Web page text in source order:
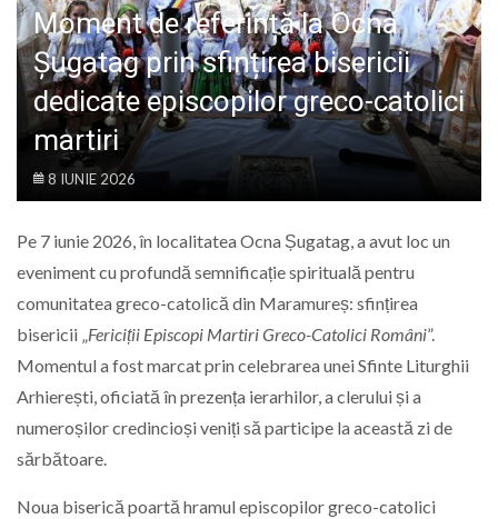
LIFE
Moment de referință la Ocna
Șugatag prin sfințirea bisericii
dedicate episcopilor greco-catolici
martiri
8 IUNIE 2026
Pe 7 iunie 2026, în localitatea Ocna Șugatag, a avut loc un
eveniment cu profundă semnificație spirituală pentru
comunitatea greco-catolică din Maramureș: sfințirea
bisericii „Fericiții Episcopi Martiri Greco-Catolici Români”.
Momentul a fost marcat prin celebrarea unei Sfinte Liturghii
Arhierești, oficiată în prezența ierarhilor, a clerului și a
numeroșilor credincioși veniți să participe la această zi de
sărbătoare.
Noua biserică poartă hramul episcopilor greco-catolici